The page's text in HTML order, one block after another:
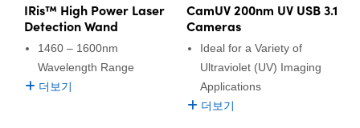
IRis™ High Power Laser
Detection Wand
1460 – 1600nm
Wavelength Range
더보기
CamUV 200nm UV USB 3.1
Cameras
Ideal for a Variety of
Ultraviolet (UV) Imaging
Applications
더보기